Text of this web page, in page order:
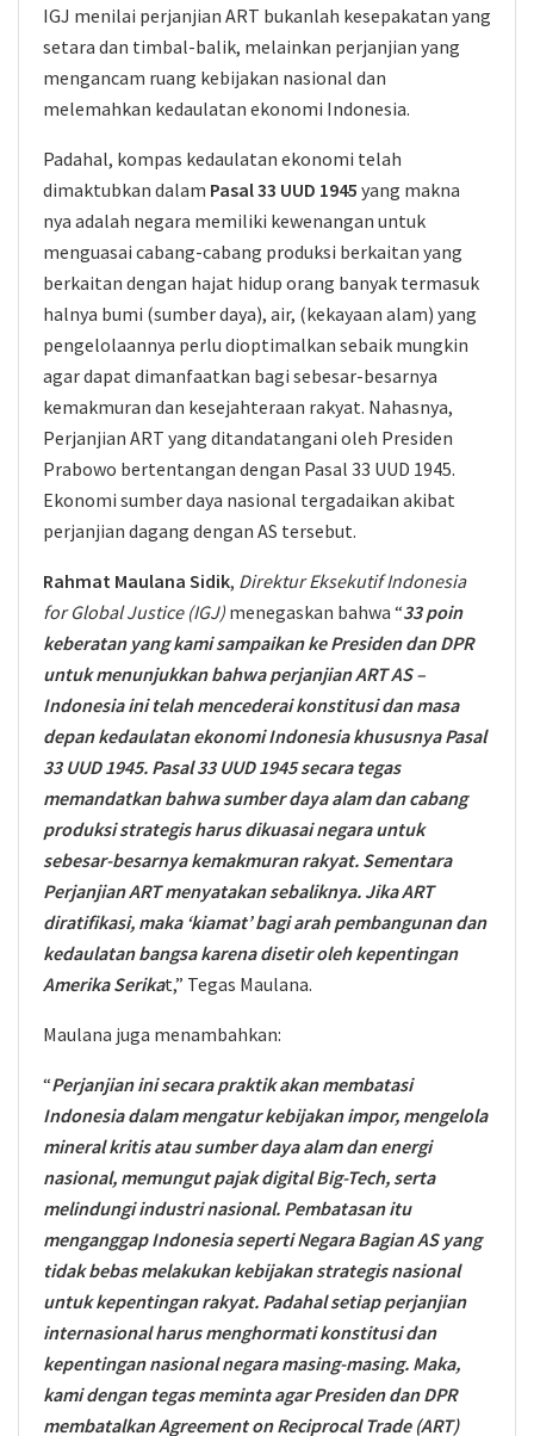
IGJ menilai perjanjian ART bukanlah kesepakatan yang
setara dan timbal-balik, melainkan perjanjian yang
mengancam ruang kebijakan nasional dan
melemahkan kedaulatan ekonomi Indonesia.
Padahal, kompas kedaulatan ekonomi telah
dimaktubkan dalam Pasal 33 UUD 1945 yang makna
nya adalah negara memiliki kewenangan untuk
menguasai cabang-cabang produksi berkaitan yang
berkaitan dengan hajat hidup orang banyak termasuk
halnya bumi (sumber daya), air, (kekayaan alam) yang
pengelolaannya perlu dioptimalkan sebaik mungkin
agar dapat dimanfaatkan bagi sebesar-besarnya
kemakmuran dan kesejahteraan rakyat. Nahasnya,
Perjanjian ART yang ditandatangani oleh Presiden
Prabowo bertentangan dengan Pasal 33 UUD 1945.
Ekonomi sumber daya nasional tergadaikan akibat
perjanjian dagang dengan AS tersebut.
Rahmat Maulana Sidik, Direktur Eksekutif Indonesia
for Global Justice (IGJ) menegaskan bahwa “33 poin
keberatan yang kami sampaikan ke Presiden dan DPR
untuk menunjukkan bahwa perjanjian ART AS –
Indonesia ini telah mencederai konstitusi dan masa
depan kedaulatan ekonomi Indonesia khususnya Pasal
33 UUD 1945. Pasal 33 UUD 1945 secara tegas
memandatkan bahwa sumber daya alam dan cabang
produksi strategis harus dikuasai negara untuk
sebesar-besarnya kemakmuran rakyat. Sementara
Perjanjian ART menyatakan sebaliknya. Jika ART
diratifikasi, maka ‘kiamat’ bagi arah pembangunan dan
kedaulatan bangsa karena disetir oleh kepentingan
Amerika Serikat,” Tegas Maulana.
Maulana juga menambahkan:
“Perjanjian ini secara praktik akan membatasi
Indonesia dalam mengatur kebijakan impor, mengelola
mineral kritis atau sumber daya alam dan energi
nasional, memungut pajak digital Big-Tech, serta
melindungi industri nasional. Pembatasan itu
menganggap Indonesia seperti Negara Bagian AS yang
tidak bebas melakukan kebijakan strategis nasional
untuk kepentingan rakyat. Padahal setiap perjanjian
internasional harus menghormati konstitusi dan
kepentingan nasional negara masing-masing. Maka,
kami dengan tegas meminta agar Presiden dan DPR
membatalkan Agreement on Reciprocal Trade (ART)